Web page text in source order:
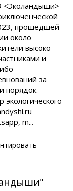
<Эколандыши>
прошедшей
около
высоко
и
за
порядок. -
m...